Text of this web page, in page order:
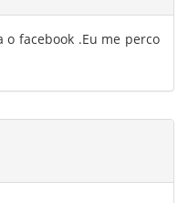
facebook .Eu me perco